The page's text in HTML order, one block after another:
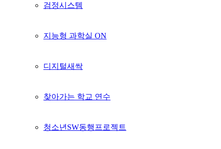
검정시스템
지능형 과학실 ON
디지털새싹
찾아가는 학교 연수
청소년SW동행프로젝트